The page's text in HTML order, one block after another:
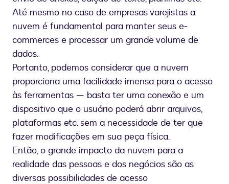
Até mesmo no caso de empresas varejistas a
nuvem é fundamental para manter seus e-
commerces e processar um grande volume de
dados.
Portanto, podemos considerar que a nuvem
proporciona uma facilidade imensa para o acesso
às ferramentas — basta ter uma conexão e um
dispositivo que o usuário poderá abrir arquivos,
plataformas etc. sem a necessidade de ter que
fazer modificações em sua peça física.
Então, o grande impacto da nuvem para a
realidade das pessoas e dos negócios são as
diversas possibilidades de acesso